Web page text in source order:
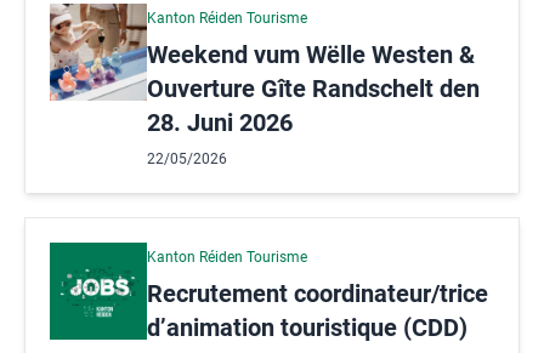
Kanton Réiden Tourisme
Weekend vum Wëlle Westen &
Ouverture Gîte Randschelt den
28. Juni 2026
22/05/2026
Kanton Réiden Tourisme
Recrutement coordinateur/trice
d’animation touristique (CDD)